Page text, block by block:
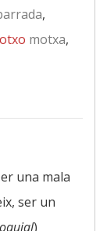
,
motxa,
una mala
ser un
)